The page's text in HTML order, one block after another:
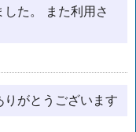
た。 また利用さ
りがとうございます